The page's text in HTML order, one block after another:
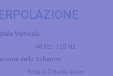
Verticale
48 Hz - 120 Hz
dello Schermo
Picture Criteria Index